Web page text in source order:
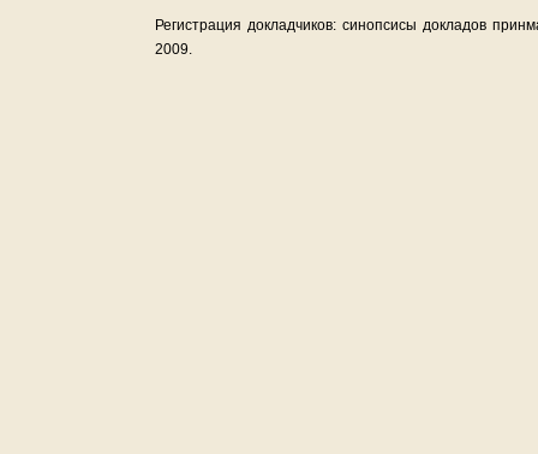
Регистрация докладчиков: синопсисы докладов
2009.